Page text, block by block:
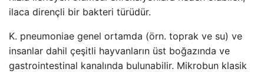
ilaca dirençli bir bakteri türüdür.
K. pneumoniae genel ortamda (örn. toprak ve su) ve
insanlar dahil çeşitli hayvanların üst boğazında ve
gastrointestinal kanalında bulunabilir. Mikrobun klasik